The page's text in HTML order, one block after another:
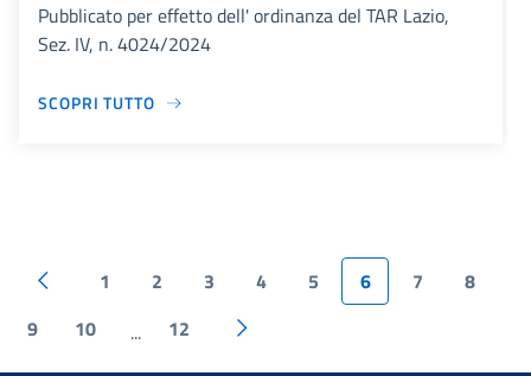
Pubblicato per effetto dell' ordinanza del TAR Lazio,
Sez. IV, n. 4024/2024
SCOPRI TUTTO
1 2 3 4 5 6 7
8
9
10 ... 12